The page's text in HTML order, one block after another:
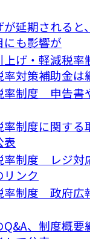
延期されると
にも影響が
げ・軽減税率
対策補助金は
率制度 申告書
制度に関する
表
率制度 レジ対
ンク
率制度 政府広
、制度概要